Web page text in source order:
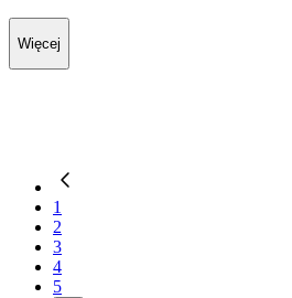
Więcej
1
2
3
4
5